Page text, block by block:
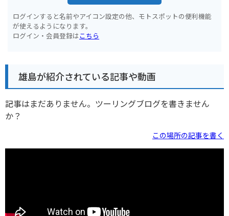
ログインすると名前やアイコン設定の他、モトスポットの便利機能
が使えるようになります。
ログイン・会員登録はこちら
雄島が紹介されている記事や動画
記事はまだありません。ツーリングブログを書きません
か？
この場所の記事を書く